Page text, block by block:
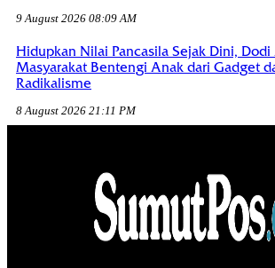
9 August 2026 08:09 AM
Hidupkan Nilai Pancasila Sejak Dini, Dodi
Masyarakat Bentengi Anak dari Gadget
Radikalisme
8 August 2026 21:11 PM